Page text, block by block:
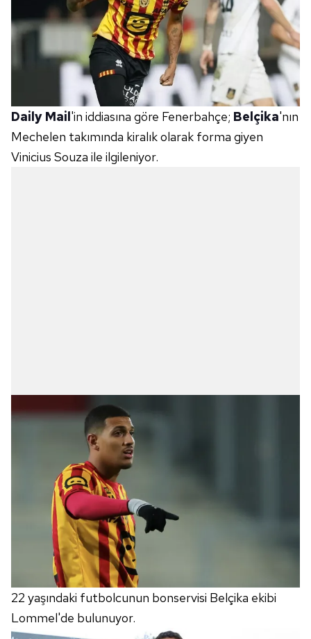
Daily Mail'in iddiasına göre Fenerbahçe; Belçika'nın
Mechelen takımında kiralık olarak forma giyen
Vinicius Souza ile ilgileniyor.
22 yaşındaki futbolcunun bonservisi Belçika ekibi
Lommel'de bulunuyor.